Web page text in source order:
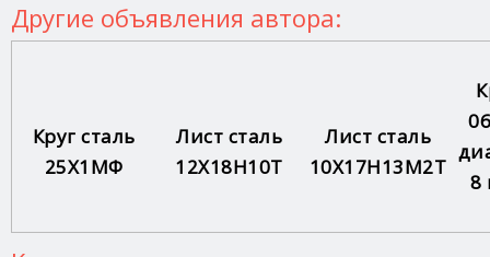
Другие объявления автора:
Круг сталь
25Х1МФ
Лист сталь
12Х18Н10Т
Лист сталь
10Х17Н13М2Т
8